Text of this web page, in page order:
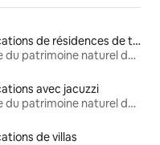
Locations de résidences de tourisme
Site du patrimoine naturel de la baie d'Halong
avec jacuzzi
Site du patrimoine naturel de la baie d'Halong
de villas